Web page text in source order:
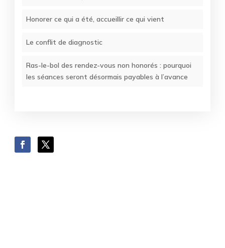
Honorer ce qui a été, accueillir ce qui vient
Le conflit de diagnostic
Ras-le-bol des rendez-vous non honorés : pourquoi
les séances seront désormais payables à l’avance